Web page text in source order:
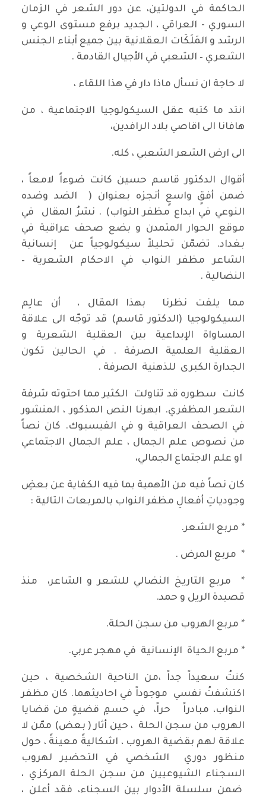
الحاكمة في الدولتين، عن دور الشعر في الزمان
السوري - العراقي ، الجديد برفع مستوى الوعي و
الرشد و المَلَكَات العقلانية بين جميع أبناء الجنس
الشعري – الشعبي في الأجيال القادمة .
لا حاجة ان نسأل ماذا دار في هذا اللقاء ،
انتد ما كتبه عقل السيكولوجيا الاجتماعية ، من
هافانا الى اقاصي بلاد الرافدين،
الى ارض الشعر الشعبي ، كله.
أقوال الدكتور قاسم حسين كانت ضوءاً لامعاً ،
ضمن أفقٍ واسعٍ أنجزه بعنوان ( الضد وضده
النوعي في ابداع مظفر النواب) . نشرُ المقال في
موقع الحوار المتمدن و بضع صحف عراقية في
بغداد. تضمّن تحليلاً سيكولوجياً عن إنسانية
الشاعر مظفر النواب في الاحكام الشعرية –
النضالية .
مما يلفت نظرنا بهذا المقال ، أن عالِم
السيكولوجيا (الدكتور قاسم) قد توجّه الى علاقة
المساواة الإبداعية بين العقلية الشعرية و
العقلية العلمية الصرفة . في الحالين تكون
الجدارة الكبرى للذهنية الصرفة .
كانت سطوره قد تناولت الكثير مما احتوته شرفة
الشعر المظفري. ابهرنا النص المذكور ، المنشور
في الصحف العراقية و في الفيسبوك. كان نصاً
من نصوص علم الجمال ، علم الجمال الاجتماعي
او علم الاجتماع الجمالي،
كان نصاً فيه من الأهمية بما فيه الكفاية عن بعضِ
وجودياتِ أفعالِ مظفر النواب بالمربعات التالية :
* مربع الشعر.
* مربع المرض .
* مربع التاريخ النضالي للشعر و الشاعر، منذ
قصيدة الريل و حمد.
* مربع الهروب من سجن الحلة.
* مربع الحياة الإنسانية في مهجر عربي.
كنتُ سعيداً جداً ،من الناحية الشخصية ، حين
اكتشفتُ نفسي موجوداً في احاديثهما. كان مظفر
النواب، مبادراً حراً، في حسمِ قضيةٍ من قضايا
الهروب من سجن الحلة ، حين أثار ( بعض) ممّن لا
علاقة لهم بقضية الهروب ، اشكاليةً معينةً ، حول
منظور دوري الشخصي في التحضير لهروب
السجناء الشيوعيين من سجن الحلة المركزي ،
ضمن سلسلة الأدوار بين السجناء، فقد أعلن ،